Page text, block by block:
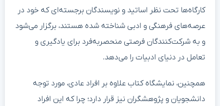
کارگاه‌ها تحت نظر اساتید و نویسندگان برجسته‌ای که خود در
عرصه‌های فرهنگی و ادبی شناخته شده هستند، برگزار می‌شود
و به شرکت‌کنندگان فرصتی منحصربه‌فرد برای یادگیری و
تعامل در دنیای ادبیات را می‌دهد.
همچنین، نمایشگاه کتاب علاوه بر افراد عادی، مورد توجه
دانشجویان و پژوهشگران نیز قرار دارد؛ چرا که این افراد